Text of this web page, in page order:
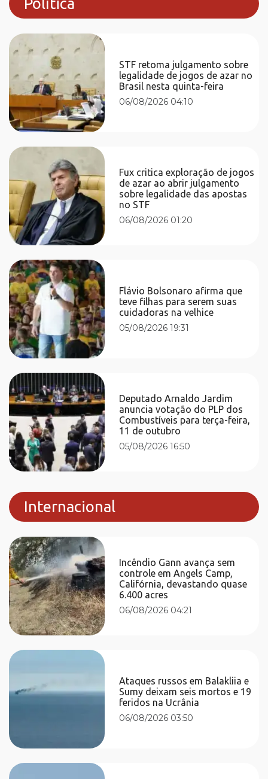
STF retoma julgamento sobre
legalidade de jogos de azar no
Brasil nesta quinta-feira
06/08/2026 04:10
Fux critica exploração de jogos
de azar ao abrir julgamento
sobre legalidade das apostas
no STF
06/08/2026 01:20
Flávio Bolsonaro afirma que
teve filhas para serem suas
cuidadoras na velhice
05/08/2026 19:31
Deputado Arnaldo Jardim
anuncia votação do PLP dos
Combustíveis para terça-feira,
11 de outubro
05/08/2026 16:50
Internacional
Incêndio Gann avança sem
controle em Angels Camp,
Califórnia, devastando quase
6.400 acres
06/08/2026 04:21
Ataques russos em Balakliia e
Sumy deixam seis mortos e 19
feridos na Ucrânia
06/08/2026 03:50